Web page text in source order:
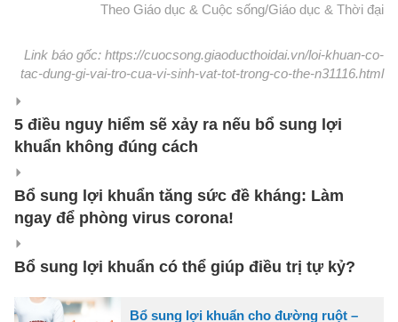
Theo Giáo dục & Cuộc sống/Giáo dục & Thời đại
Link báo gốc: https://cuocsong.giaoducthoidai.vn/loi-khuan-co-
tac-dung-gi-vai-tro-cua-vi-sinh-vat-tot-trong-co-the-n31116.html
5 điều nguy hiểm sẽ xảy ra nếu bổ sung lợi
khuẩn không đúng cách
Bổ sung lợi khuẩn tăng sức đề kháng: Làm
ngay để phòng virus corona!
Bổ sung lợi khuẩn có thể giúp điều trị tự kỷ?
Bổ sung lợi khuẩn cho đường ruột –